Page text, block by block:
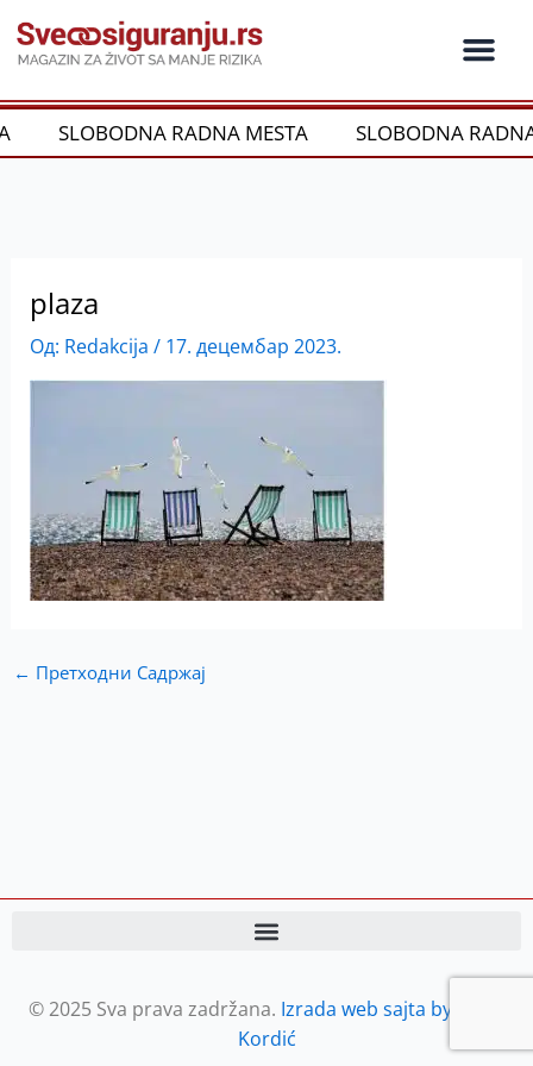
на
садржај
SLOBODNA RADNA MESTA SLOBODNA
plaza
Од: Redakcija / 17. децембар 2023.
← Претходни Садржај
© 2025 Sva prava zadržana. Izrada web sajta by Petar
Kordić